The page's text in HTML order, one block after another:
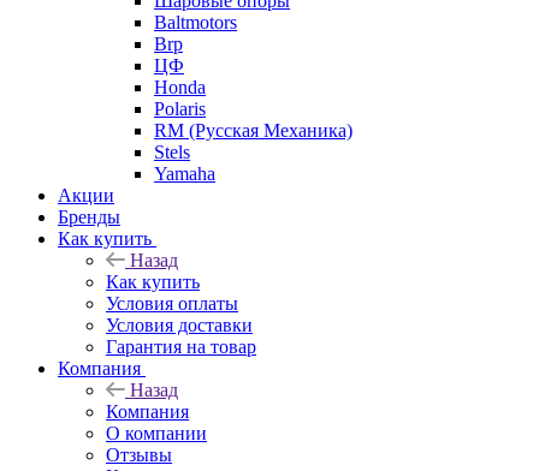
Baltmotors
Brp
ЦФ
Honda
Polaris
RM (Русская Механика)
Stels
Yamaha
Акции
Бренды
Как купить
Назад
Как купить
Условия оплаты
Условия доставки
Гарантия на товар
Компания
Назад
Компания
О компании
Отзывы